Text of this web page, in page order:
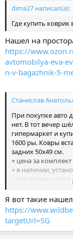
dima27 написал(а):
Где купить коврик
Нашел на
https://
avtomobilya-eva-
n-v-bagazhnik-5-
Станислав
При покупке авто
нет. В тот вечер
гипермаркет и
1600 ры. Ковры
задних 50х49 см.
+ цена за комплект
+ в наличии,
- пол заднего
- нет фиксации к
Я вот такие нашел
https://
targetUrl=SG